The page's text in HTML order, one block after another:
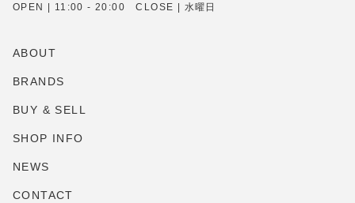
OPEN | 11:00 - 20:00 CLOSE | 水曜日
ABOUT
BRANDS
BUY & SELL
SHOP INFO
NEWS
CONTACT